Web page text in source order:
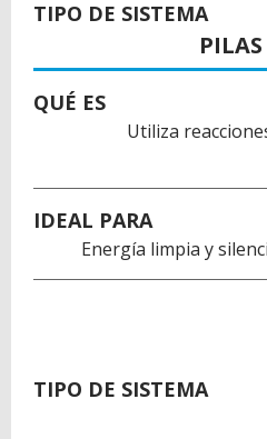
TIPO DE SISTEMA
QUÉ ES
Utiliza
IDEAL PARA
Energía limpia y
TIPO DE SISTEMA